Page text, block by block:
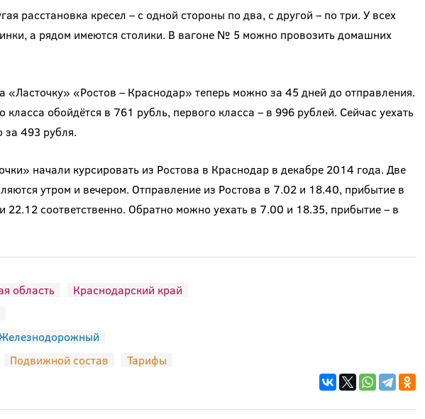
расстановка кресел – с одной стороны по два, с другой – по три. У всех
а рядом имеются столики. В вагоне № 5 можно провозить домашних
«Ласточку» «Ростов – Краснодар» теперь можно за 45 дней до отправления.
класса обойдётся в 761 рубль, первого класса – в 996 рублей. Сейчас уехать
за 493 рубля.
начали курсировать из Ростова в Краснодар в декабре 2014 года. Две
утром и вечером. Отправление из Ростова в 7.02 и 18.40, прибытие в
22.12 соответственно. Обратно можно уехать в 7.00 и 18.35, прибытие – в
область
Краснодарский край
Подвижной состав Тарифы